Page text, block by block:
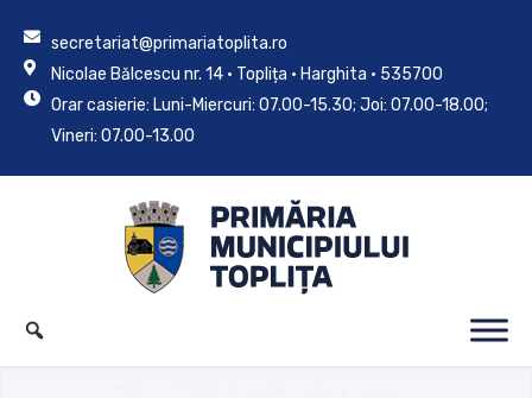
secretariat@primariatoplita.ro
Nicolae Bălcescu nr. 14 • Toplița • Harghita • 535700
Orar casierie: Luni-Miercuri: 07.00-15.30; Joi: 07.00-18.00;
Vineri: 07.00-13.00